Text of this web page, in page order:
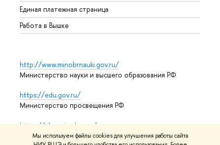
Мы используем файлы cookies для улучшения работы сайта
Единая платежная страница
Работа в Вышке
http://www.minobrnauki.gov.ru/
Министерство науки и высшего образования РФ
https://edu.gov.ru/
Министерство просвещения РФ
https://elearning.hse.ru/mooc
Массовые открытые онлайн-курсы